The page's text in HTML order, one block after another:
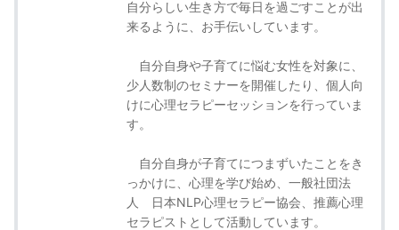
自分らしい生き方で毎日を過ごすことが出
来るように、お手伝いしています。
自分自身や子育てに悩む女性を対象に、
少人数制のセミナーを開催したり、個人向
けに心理セラピーセッションを行っていま
す。
自分自身が子育てにつまずいたことをき
っかけに、心理を学び始め、一般社団法
人 日本NLP心理セラピー協会、推薦心理
セラピストとして活動しています。